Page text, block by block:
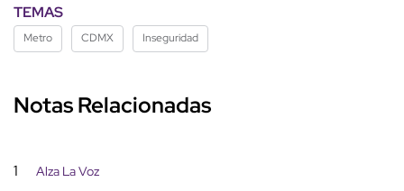
TEMAS
Metro CDMX Inseguridad
Notas Relacionadas
1 Alza La Voz